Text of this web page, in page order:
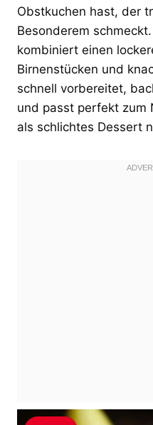
Obstkuchen hast, der
Besonderem
kombiniert einen
Birnenstücken und
schnell vorbereitet,
und passt perfekt zum
als schlichtes Dessert